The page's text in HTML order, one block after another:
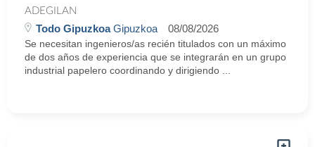
ADEGILAN
Todo GipuzkoaGipuzkoa 08/08/2026
Se necesitan ingenieros/as recién titulados con un máximo
de dos años de experiencia que se integrarán en un grupo
industrial papelero coordinando y dirigiendo ...